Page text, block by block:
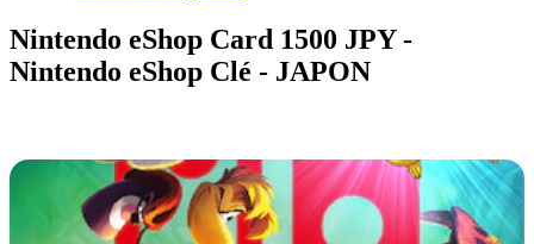
Nintendo eShop Card 1500 JPY -
Nintendo eShop Clé - JAPON